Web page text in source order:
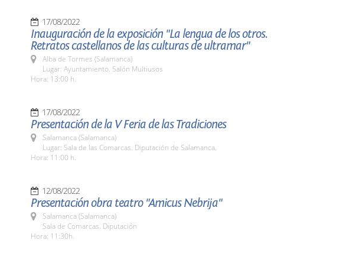
17/08/2022
Inauguración de la exposición "La lengua de los otros.
Retratos castellanos de las culturas de ultramar"
Alba de Tormes (Salamanca)
Lugar: Ayuntamiento. Salón Multiusos
Hora: 13:00 h.
17/08/2022
Presentación de la V Feria de las Tradiciones
Salamanca (Salamanca)
Lugar: Sala de las Comarcas. Diputación de Salamanca.
Hora: 11:00 h.
12/08/2022
Presentación obra teatro "Amicus Nebrija"
Salamanca (Salamanca)
Sala de Comarcas. Diputación
Hora: 11:30h.